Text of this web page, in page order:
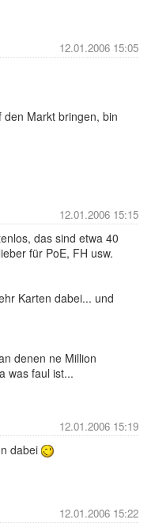
12.01.2006 15:05
den Markt bringen, bin
12.01.2006 15:15
das sind etwa 40
für PoE, FH usw.
Karten dabei... und
denen ne Million
was faul ist...
12.01.2006 15:19
dabei
12.01.2006 15:22